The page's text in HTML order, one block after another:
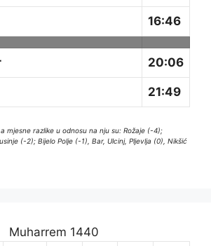
16:46
20:06
21:49
mjesne razlike u odnosu na nju su: Rožaje (-4);
(-2); Bijelo Polje (-1), Bar, Ulcinj, Pljevlja (0), Nikšić
Muharrem 1440